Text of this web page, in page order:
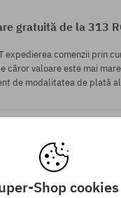
gratuită de la 313
expedierea comenzii prin
căror valoare este mai
de modalitatea de plată
Shop cookies